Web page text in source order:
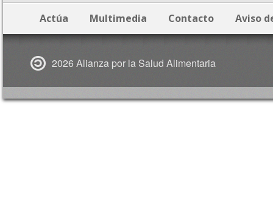
Actúa Multimedia Contacto Aviso
2026 Alianza por la Salud Alimentaria